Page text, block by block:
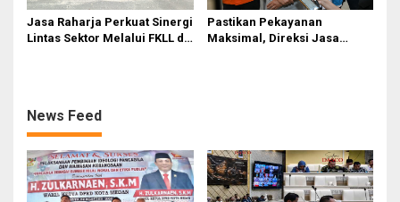
Jasa Raharja Perkuat Sinergi
Lintas Sektor Melalui FKLL di
Pastikan Pekayanan
Maksimal, Direksi Jasa
News Feed